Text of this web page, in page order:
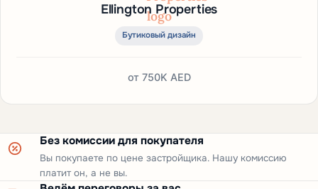
Ellington Properties
Бутиковый дизайн
от 750K AED
Без комиссии для покупателя
Вы покупаете по цене застройщика. Нашу комиссию
платит он, а не вы.